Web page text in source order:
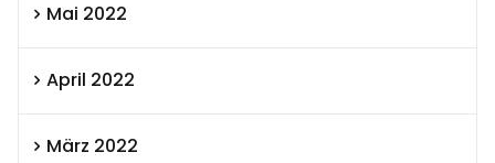
Mai 2022
April 2022
März 2022